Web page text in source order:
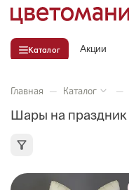
Каталог Акции
Главная — Каталог —
Шары на праздник